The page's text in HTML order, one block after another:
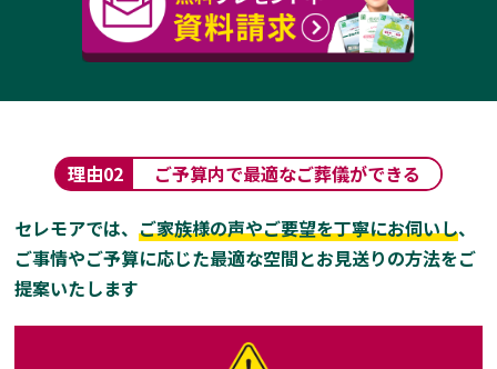
理由02 ご予算内で最適なご葬儀ができる
セレモアでは、ご家族様の声やご要望を丁寧にお伺いし、
ご事情やご予算に応じた最適な空間とお見送りの方法をご
提案いたします